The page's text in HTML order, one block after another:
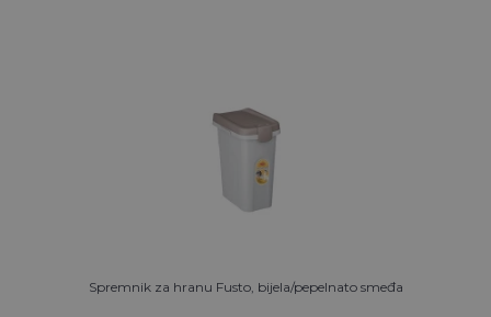
Spremnik za hranu Fusto, bijela/pepelnato smeđa